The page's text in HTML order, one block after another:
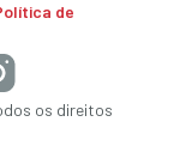
de
os direitos